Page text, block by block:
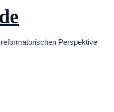
Perspektive